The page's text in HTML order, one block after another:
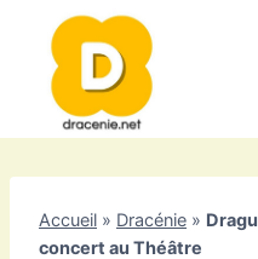
contenu
Accueil » Dracénie »
concert au Théâtre